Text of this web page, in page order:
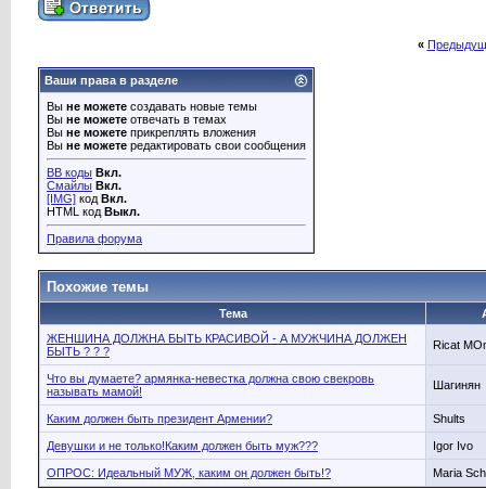
«
Ваши права в разделе
Вы не можете создавать новые темы
Вы не можете отвечать в темах
Вы не можете прикреплять вложения
Вы не можете редактировать свои сообщения
BB коды Вкл.
Смайлы Вкл.
[IMG] код Вкл.
HTML код Выкл.
Правила форума
Похожие темы
Тема
ЖЕНШИНА ДОЛЖНА БЫТЬ КРАСИВОЙ - А МУЖЧИНА ДОЛЖЕН
БЫТЬ ? ? ?
Ricat
Что вы думаете? армянка-невестка должна свою свекровь
называть мамой!
Шагинян
Каким должен быть президент Армении? Shults
Девушки и не только!Каким должен быть муж??? Igor Ivo
ОПРОС: Идеальный МУЖ, каким он должен быть!? Maria Sch